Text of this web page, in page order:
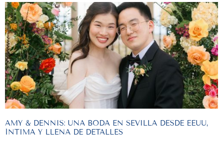
AMY & DENNIS: UNA BODA EN SEVILLA DESDE EEUU,
ÍNTIMA Y LLENA DE DETALLES